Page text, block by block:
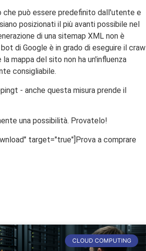
che può essere predefinito dall'utente e
posizionati il più avanti possibile nel
di una sitemap XML non è
di Google è in grado di eseguire il crawl
mappa del sito non ha un'influenza
consigliabile.
- anche questa misura prende il
una possibilità. Provatelo!
target="true"]Prova a comprare
CLOUD COMPUTING